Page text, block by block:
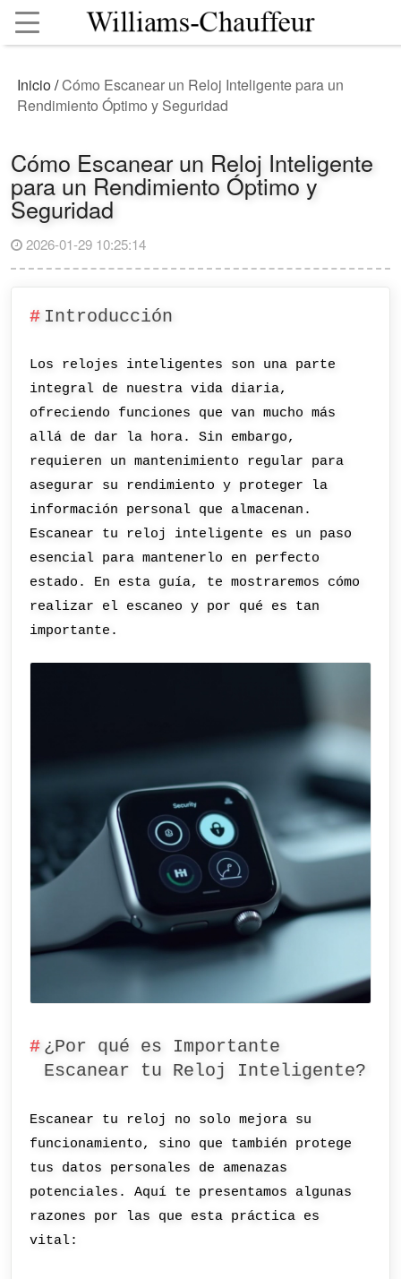
Inicio/Cómo Escanear un Reloj Inteligente para un
Rendimiento Óptimo y Seguridad
Cómo Escanear un Reloj Inteligente
para un Rendimiento Óptimo y
Seguridad
2026-01-29 10:25:14
Introducción
Los relojes inteligentes son una parte
integral de nuestra vida diaria,
ofreciendo funciones que van mucho más
allá de dar la hora. Sin embargo,
requieren un mantenimiento regular para
asegurar su rendimiento y proteger la
información personal que almacenan.
Escanear tu reloj inteligente es un paso
esencial para mantenerlo en perfecto
estado. En esta guía, te mostraremos cómo
realizar el escaneo y por qué es tan
importante.
¿Por qué es Importante
Escanear tu Reloj Inteligente?
Escanear tu reloj no solo mejora su
funcionamiento, sino que también protege
tus datos personales de amenazas
potenciales. Aquí te presentamos algunas
razones por las que esta práctica es
vital: